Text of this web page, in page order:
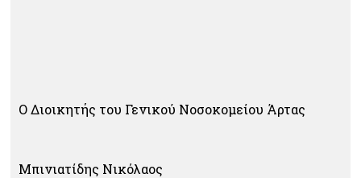
Ο Διοικητής του Γενικού Νοσοκομείου Άρτας
Μπινιατίδης Νικόλαος